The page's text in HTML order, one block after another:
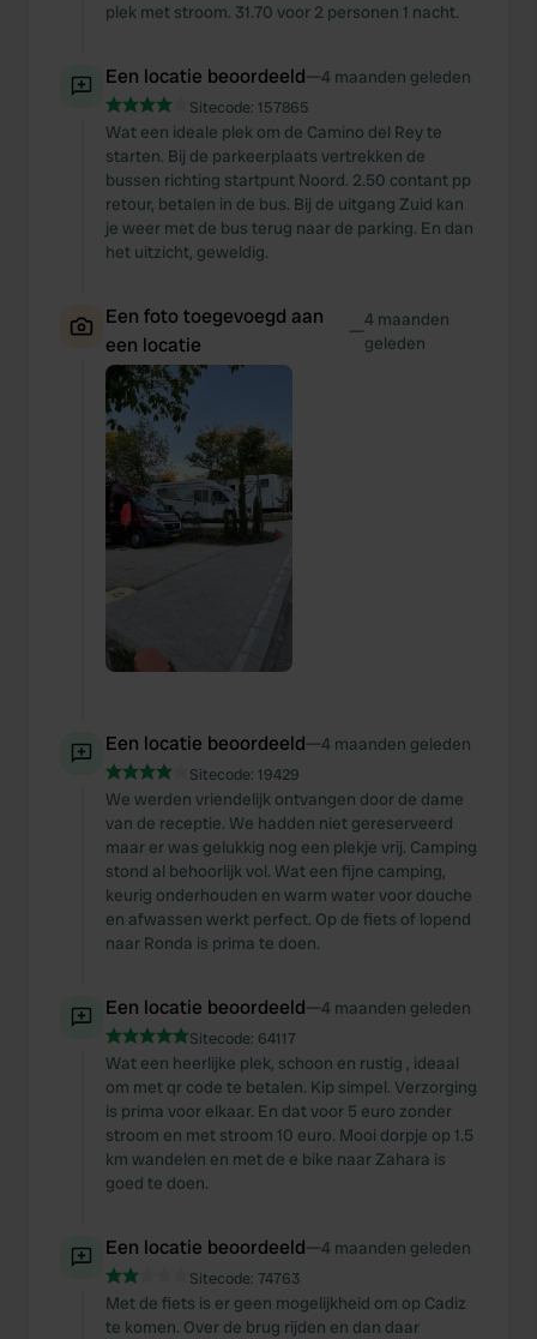
plek met stroom. 31.70 voor 2 personen 1 nacht.
Een locatie beoordeeld—4 maanden geleden
Sitecode: 157865
Wat een ideale plek om de Camino del Rey te
starten. Bij de parkeerplaats vertrekken de
bussen richting startpunt Noord. 2.50 contant pp
retour, betalen in de bus. Bij de uitgang Zuid kan
je weer met de bus terug naar de parking. En dan
het uitzicht, geweldig.
Een foto toegevoegd aan
een locatie
—4 maanden
geleden
Een locatie beoordeeld—4 maanden geleden
Sitecode: 19429
We werden vriendelijk ontvangen door de dame
van de receptie. We hadden niet gereserveerd
maar er was gelukkig nog een plekje vrij. Camping
stond al behoorlijk vol. Wat een fijne camping,
keurig onderhouden en warm water voor douche
en afwassen werkt perfect. Op de fiets of lopend
naar Ronda is prima te doen.
Een locatie beoordeeld—4 maanden geleden
Sitecode: 64117
Wat een heerlijke plek, schoon en rustig , ideaal
om met qr code te betalen. Kip simpel. Verzorging
is prima voor elkaar. En dat voor 5 euro zonder
stroom en met stroom 10 euro. Mooi dorpje op 1.5
km wandelen en met de e bike naar Zahara is
goed te doen.
Een locatie beoordeeld—4 maanden geleden
Sitecode: 74763
Met de fiets is er geen mogelijkheid om op Cadiz
te komen. Over de brug rijden en dan daar